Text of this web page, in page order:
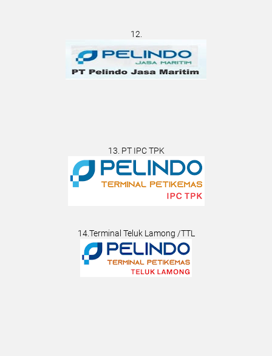
12.
13. PT IPC TPK
14.Terminal Teluk Lamong /TTL